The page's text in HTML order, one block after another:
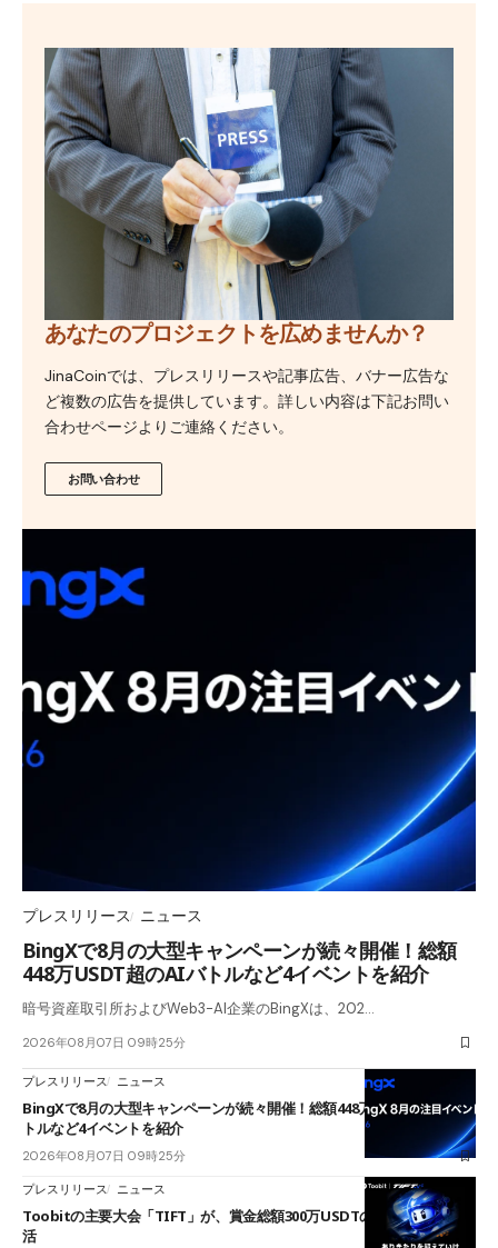
あなたのプロジェクトを広めませんか？
JinaCoinでは、プレスリリースや記事広告、バナー広告な
ど複数の広告を提供しています。詳しい内容は下記お問い
合わせページよりご連絡ください。
お問い合わせ
プレスリリース ニュース
BingXで8月の大型キャンペーンが続々開催！総額
448万USDT超のAIバトルなど4イベントを紹介
暗号資産取引所およびWeb3-AI企業のBingXは、202…
2026年08月07日 09時25分
プレスリリース ニュース
BingXで8月の大型キャンペーンが続々開催！総額448万USDT超のAIバ
トルなど4イベントを紹介
2026年08月07日 09時25分
プレスリリース ニュース
Toobitの主要大会「TIFT」が、賞金総額300万USDTのレースとして復
活